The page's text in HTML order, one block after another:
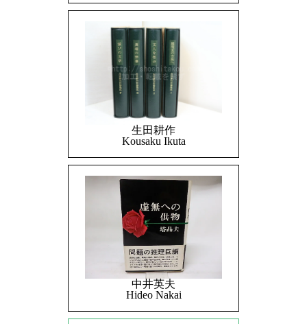
生田耕作
Kousaku Ikuta
中井英夫
Hideo Nakai